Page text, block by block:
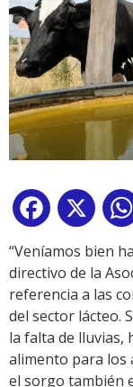
Facebook
X
“Veníamos bien
directivo de la
referencia a las
del sector lácteo.
la falta de lluvias,
alimento para los
el sorgo también